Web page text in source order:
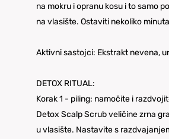
na mokru i opranu kosu i to samo
na vlasište. Ostaviti nekoliko
Aktivni sastojci: Ekstrakt nevena,
DETOX RITUAL:
Korak 1 - piling: namočite i
Detox Scalp Scrub veličine zrna
u vlasište. Nastavite s